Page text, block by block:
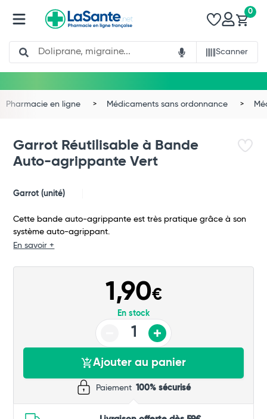
Search
Scanner
0
Total
Pharmacie en ligne Médicaments sans ordonnance
Garrot Réutilisable à Bande
Auto-agrippante Vert
Garrot (unité)
Cette bande auto-agrippante est très pratique grâce à son
système auto-agrippant.
En savoir +
1,90€
En stock
Ajouter au panier
Paiement 100% sécurisé